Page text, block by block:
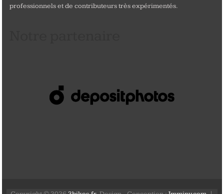
professionnels et de contributeurs très expérimentés.